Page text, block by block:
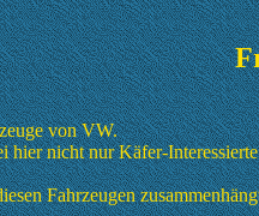
von VW.
hier nicht nur Käfer-
Fahrzeugen